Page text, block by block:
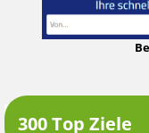
300 Top Ziele